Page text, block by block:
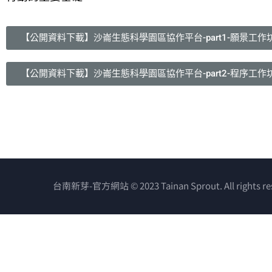
【公開資料下載】沙崙生態科學園區協作平台-part1-願景工作
【公開資料下載】沙崙生態科學園區協作平台-part2-程序工作
台南新芽-官方網站 © 2023 Tainan Sprout. All rights